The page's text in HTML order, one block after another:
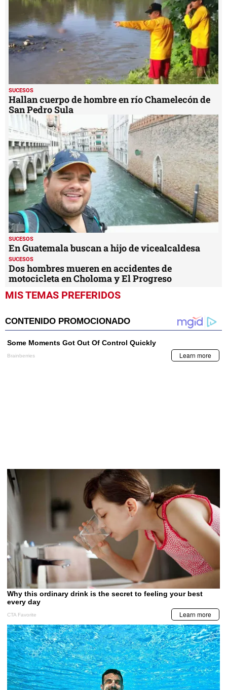
SUCESOS
Hallan cuerpo de hombre en río Chamelecón de
San Pedro Sula
SUCESOS
En Guatemala buscan a hijo de vicealcaldesa
SUCESOS
Dos hombres mueren en accidentes de
motocicleta en Choloma y El Progreso
MIS TEMAS PREFERIDOS